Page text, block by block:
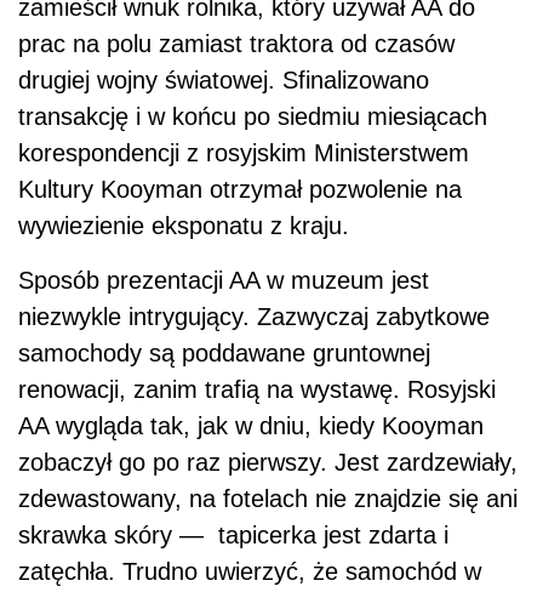
zamieścił wnuk rolnika, który używał AA do
prac na polu zamiast traktora od czasów
drugiej wojny światowej. Sfinalizowano
transakcję i w końcu po siedmiu miesiącach
korespondencji z rosyjskim Ministerstwem
Kultury Kooyman otrzymał pozwolenie na
wywiezienie eksponatu z kraju.
Sposób prezentacji AA w muzeum jest
niezwykle intrygujący. Zazwyczaj zabytkowe
samochody są poddawane gruntownej
renowacji, zanim trafią na wystawę. Rosyjski
AA wygląda tak, jak w dniu, kiedy Kooyman
zobaczył go po raz pierwszy. Jest zardzewiały,
zdewastowany, na fotelach nie znajdzie się ani
skrawka skóry — tapicerka jest zdarta i
zatęchła. Trudno uwierzyć, że samochód w